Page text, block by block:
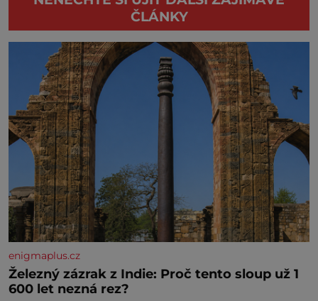
ČLÁNKY
enigmaplus.cz
Železný zázrak z Indie: Proč tento sloup už 1
600 let nezná rez?